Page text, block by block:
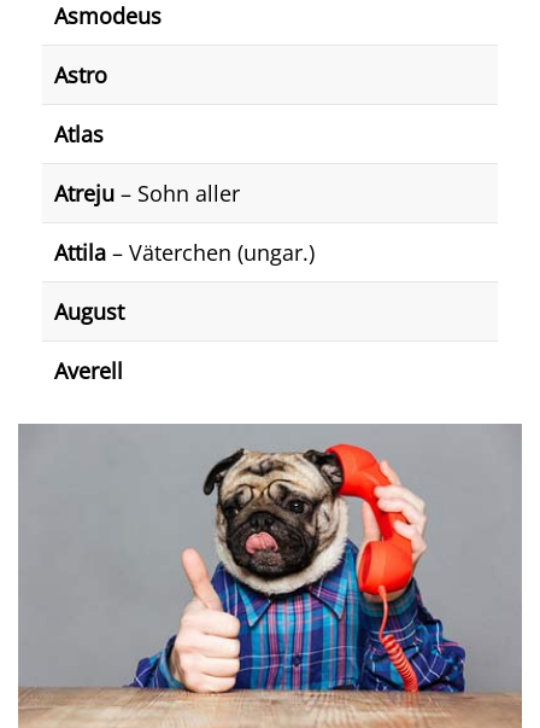
Asmodeus
Astro
Atlas
Atreju – Sohn aller
Attila – Väterchen (ungar.)
August
Averell